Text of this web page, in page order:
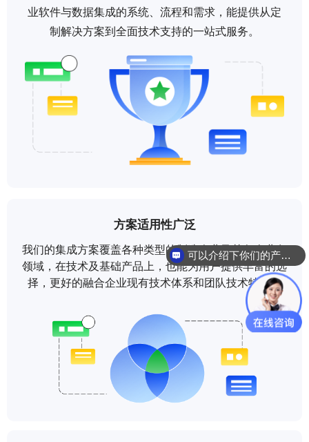
业软件与数据集成的系统、流程和需求，能提供从定
制解决方案到全面技术支持的一站式服务。
方案适用性广泛
我们的集成方案覆盖各种类型的制造企业及其各个业务
领域，在技术及基础产品上，也能为用户提供丰富的选
择，更好的融合企业现有技术体系和团队技术特点。
可以介绍下你们的产品么